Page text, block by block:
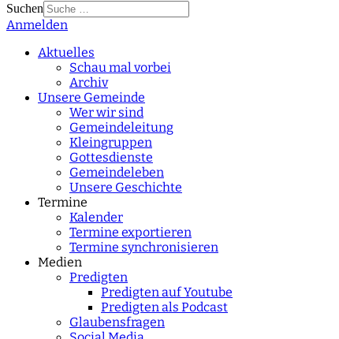
Suchen
Type 2 or more
Anmelden
Aktuelles
Schau mal vorbei
Archiv
Unsere Gemeinde
Wer wir sind
Gemeindeleitung
Kleingruppen
Gottesdienste
Gemeindeleben
Unsere Geschichte
Termine
Kalender
Termine exportieren
Termine synchronisieren
Medien
Predigten
Predigten auf Youtube
Predigten als Podcast
Glaubensfragen